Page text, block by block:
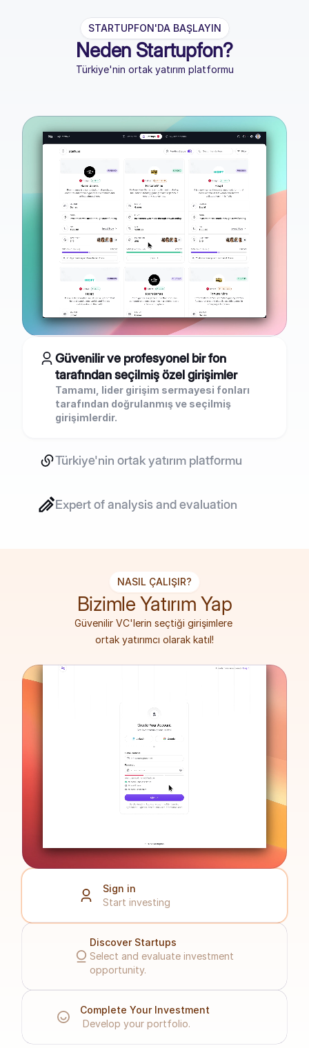
STARTUPFON'DA BAŞLAYIN
Neden Startupfon?
Türkiye'nin ortak yatırım platformu
Güvenilir ve profesyonel bir fon
tarafından seçilmiş özel girişimler
Tamamı, lider girişim sermayesi fonları
tarafından doğrulanmış ve seçilmiş
girişimlerdir.
Türkiye'nin ortak yatırım platformu
Expert of analysis and evaluation
NASIL ÇALIŞIR?
Bizimle Yatırım Yap
Güvenilir VC'lerin seçtiği girişimlere
ortak yatırımcı olarak katıl!
   Sign in
   Start investing
Discover Startups
Select and evaluate investment
opportunity.
Complete Your Investment
Develop your portfolio.